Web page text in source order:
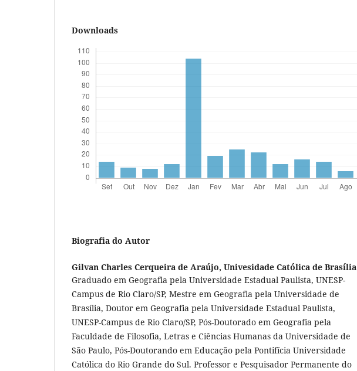
Downloads
Biografia do Autor
Gilvan Charles Cerqueira de Araújo, Univesidade Católica de Brasília
Graduado em Geografia pela Universidade Estadual Paulista, UNESP-
Campus de Rio Claro/SP, Mestre em Geografia pela Universidade de
Brasília, Doutor em Geografia pela Universidade Estadual Paulista,
UNESP-Campus de Rio Claro/SP, Pós-Doutorado em Geografia pela
Faculdade de Filosofia, Letras e Ciências Humanas da Universidade de
São Paulo, Pós-Doutorando em Educação pela Pontifícia Universidade
Católica do Rio Grande do Sul. Professor e Pesquisador Permanente do